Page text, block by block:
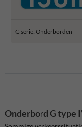
G serie: Onderborden
Onderbord G type